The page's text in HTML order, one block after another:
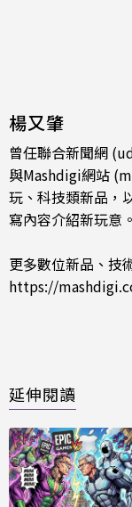
楊又肇
曾任聯合新聞網
與Mashdigi網站
玩、科技類新品，
寫內容介紹新玩意。
更多數位新品、技
https://
延伸閱讀